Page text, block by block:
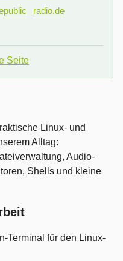
radio.de
Seite
Linux- und
Alltag:
Audio-
Shells und kleine
Terminal für den Linux-